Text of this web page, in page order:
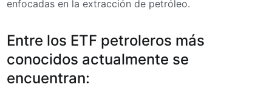
enfocadas en la extracción de petróleo.
Entre los ETF petroleros más
conocidos actualmente se
encuentran: